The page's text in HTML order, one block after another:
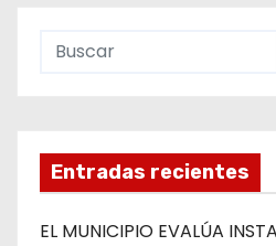
Entradas recientes
EL MUNICIPIO EVALÚA